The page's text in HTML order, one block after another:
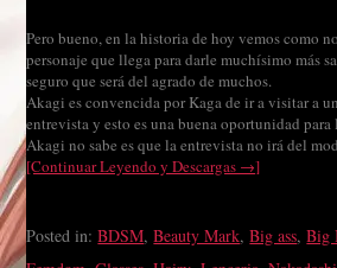
Pero bueno, en la historia de hoy vemos como
personaje que llega para darle muchísimo más
seguro que será del agrado de muchos.
Akagi es convencida por Kaga de ir a visitar a
entrevista y esto es una buena oportunidad
Akagi no sabe es que la entrevista no irá del
[Continuar Leyendo y Descargas →]
Posted in:BDSM,Beauty Mark,Big ass,Big